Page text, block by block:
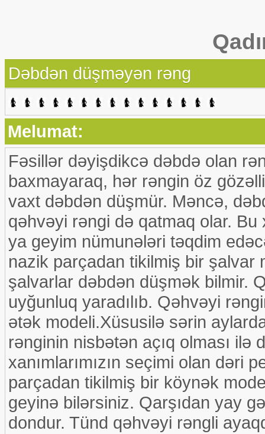
Dəbdən düşməyən rəng
Melumat:
Fəsillər dəyişdikcə dəbdə olan
baxmayaraq, hər rəngin öz
vaxt dəbdən düşmür. Məncə,
qəhvəyi rəngi də qatmaq olar.
ya geyim nümunələri təqdim
nazik parçadan tikilmiş bir şalvar
şalvarlar dəbdən düşmək bilmir.
uyğunluq yaradılıb. Qəhvəyi
ətək modeli.Xüsusilə sərin
rənginin nisbətən açıq olması
xanımlarımızın seçimi olan dəri
parçadan tikilmiş bir köynək
geyinə bilərsiniz. Qarşıdan yay
dondur. Tünd qəhvəyi rəngli